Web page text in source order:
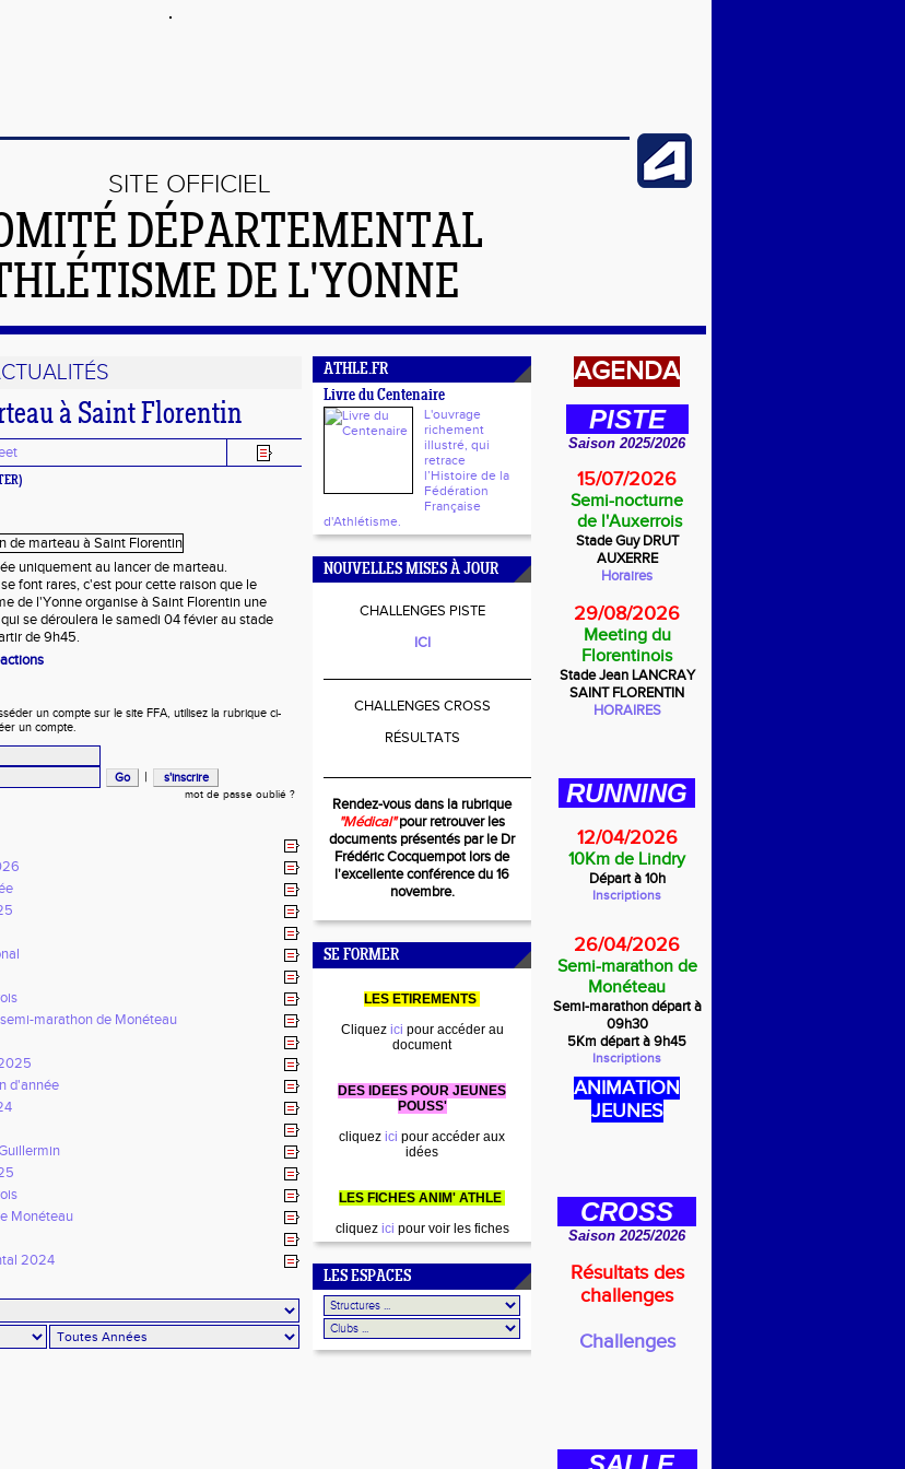
SITE OFFICIEL
DÉPARTEMENTAL
DE L'YONNE
à Saint Florentin
uniquement au lancer de marteau.
font rares, c'est pour cette raison que le
de l'Yonne organise à Saint Florentin une
se déroulera le samedi 04 févier au stade
de 9h45.
un compte sur le site FFA, utilisez la rubrique ci-
un compte.
|
mot de passe oublié ?
marathon de Monéteau
d'année
Monéteau
2024
ATHLE.FR
Livre du Centenaire
L'ouvrage
richement
illustré, qui
retrace
l’Histoire de la
Fédération
Française
d'Athlétisme.
NOUVELLES MISES À JOUR
CHALLENGES PISTE
ICI
CHALLENGES CROSS
RÉSULTATS
Rendez-vous dans la rubrique
"Médical"pour retrouver les
documents présentés par le Dr
Frédéric Cocquempot lors de
l'excellente conférence du 16
novembre.
SE FORMER
LES ETIREMENTS
Cliquez ici pour accéder au
document
DES IDEES POUR JEUNES
POUSS'
cliquez ici pour accéder aux
idées
LES FICHES ANIM' ATHLE
cliquez ici pour voir les fiches
LES ESPACES
AGENDA
PISTE
Saison 2025/2026
15/07/2026
Semi-nocturne
de l'Auxerrois
Stade Guy DRUT
AUXERRE
Horaires
29/08/2026
Meeting du
Florentinois
Stade Jean LANCRAY
SAINT FLORENTIN
HORAIRES
RUNNING
12/04/2026
10Km de Lindry
Départ à 10h
Inscriptions
26/04/2026
Semi-marathon de
Monéteau
Semi-marathon départ à
09h30
5Km départ à 9h45
Inscriptions
ANIMATION
JEUNES
CROSS
Saison 2025/2026
Résultats des
challenges
Challenges